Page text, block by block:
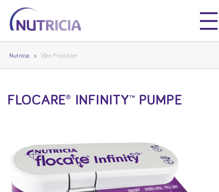
Nutricia
Nutricia
Nutricia Våre Produkter
FLOCARE® INFINITY™ PUMPE